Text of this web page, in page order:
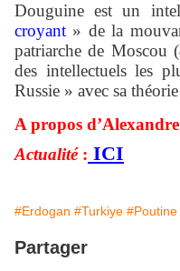
Douguine est un
croyant » de la
patriarche de Moscou (
des intellectuels les
Russie » avec sa
A propos
Actualité: ICI
#Erdogan #Turkiye #Poutine
Partager